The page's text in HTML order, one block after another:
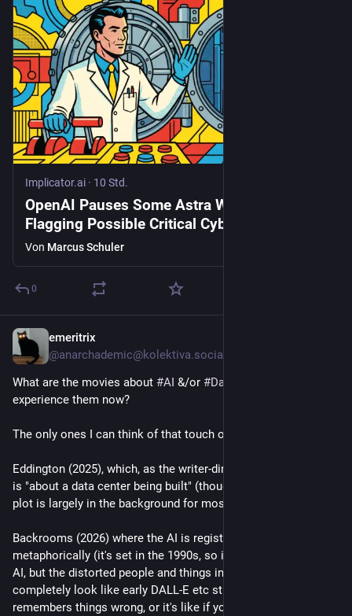
Implicator.ai · 10 Std.
OpenAI Pauses Some Astra Work After
Flagging Possible Critical Cyber Capabilities
Von Marcus Schuler
0
emeritrix
@anarchademic@kolektiva.social
What are the movies about #AI &/or #DataCenters
experience them now?
The only ones I can think of that touch on this are
Eddington (2025), which, as the writer-director Ari Aster said,
is "about a data center being built" (though that structuring
plot is largely in the background for most of the movie), and
Backrooms (2026) where the AI is registerd only
metaphorically (it's set in the 1990s, so it's not explicitly about
AI, but the distorted people and things in the Backrooms
completely look like early DALL-E etc stuff, and we're told it
remembers things wrong, or it's like if you described a dog to